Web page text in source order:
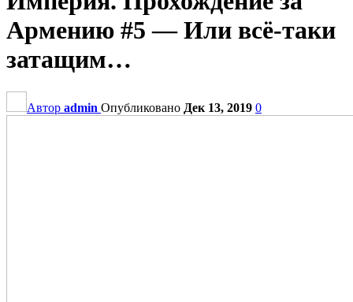
Армению #5 — Или всё-таки
затащим…
Автор admin Опубликовано Дек 13, 2019 0